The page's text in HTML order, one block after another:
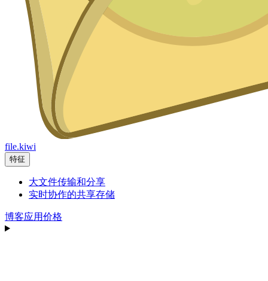
file.kiwi
特征
大文件传输和分享
实时协作的共享存储
博客应用价格